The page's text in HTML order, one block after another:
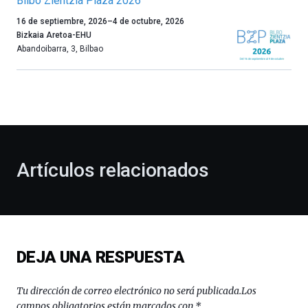
Un
año
más,
celebración
novena
Bilbo
(BZP),
16 de septiembre, 2026–4 de octubre, 2026
Bizkaia Aretoa-EHU
Abandoibarra, 3, Bilbao
Artículos relacionados
DEJA UNA RESPUESTA
Tu dirección de correo electrónico no será publicada.Los